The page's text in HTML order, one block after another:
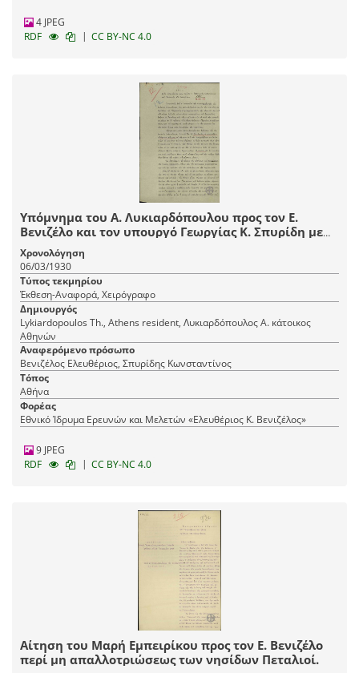
4 JPEG
RDF
| CC BY-NC 4.0
Υπόμνημα του Α. Λυκιαρδόπουλου προς τον Ε.
Βενιζέλο και τον υπουργό Γεωργίας Κ. Σπυρίδη με
το οποίο εκθέτει την γνώμη του για την καλύτερη
απόδοση της καλλιέργειας γης, της ενίσχυσης των
αγροτών και τη γενικότερη οργάνωση του
γεωργικού κόσμου.
Χρονολόγηση
06/03/1930
Τύπος τεκμηρίου
Έκθεση-Αναφορά, Χειρόγραφο
Δημιουργός
Lykiardopoulos Th., Athens resident, Λυκιαρδόπουλος Α. κάτοικος
Αθηνών
Αναφερόμενο πρόσωπο
Βενιζέλος Ελευθέριος, Σπυρίδης Κωνσταντίνος
Τόπος
Αθήνα
Φορέας
Εθνικό Ίδρυμα Ερευνών και Μελετών «Ελευθέριος Κ. Βενιζέλος»
9 JPEG
RDF
| CC BY-NC 4.0
Αίτηση του Μαρή Εμπειρίκου προς τον Ε. Βενιζέλο
περί μη απαλλοτριώσεως των νησίδων Πεταλιοί.